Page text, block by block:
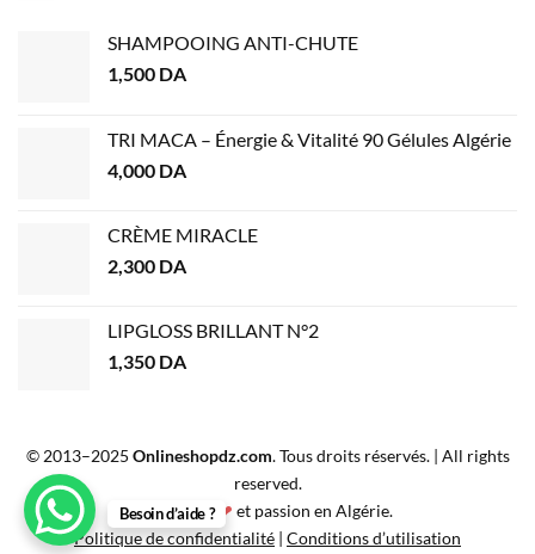
SHAMPOOING ANTI-CHUTE
1,500 DA
TRI MACA – Énergie & Vitalité 90 Gélules Algérie
4,000 DA
CRÈME MIRACLE
2,300 DA
LIPGLOSS BRILLANT N°2
1,350 DA
© 2013–2025 Onlineshopdz.com. Tous droits réservés. | All rights
reserved.
Créé avec ❤ et passion en Algérie.
Politique de confidentialité | Conditions d’utilisation
Besoin d’aide ?